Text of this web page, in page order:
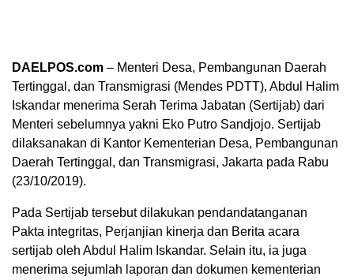
DAELPOS.com – Menteri Desa, Pembangunan Daerah
Tertinggal, dan Transmigrasi (Mendes PDTT), Abdul Halim
Iskandar menerima Serah Terima Jabatan (Sertijab) dari
Menteri sebelumnya yakni Eko Putro Sandjojo. Sertijab
dilaksanakan di Kantor Kementerian Desa, Pembangunan
Daerah Tertinggal, dan Transmigrasi, Jakarta pada Rabu
(23/10/2019).
Pada Sertijab tersebut dilakukan pendandatanganan
Pakta integritas, Perjanjian kinerja dan Berita acara
sertijab oleh Abdul Halim Iskandar. Selain itu, ia juga
menerima sejumlah laporan dan dokumen kementerian